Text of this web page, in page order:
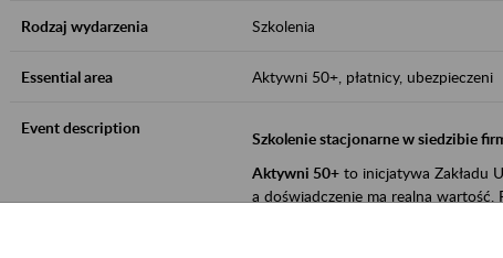
Rodzaj wydarzenia Szkolenia
Essential area Aktywni 50+, płatnicy, ubezpieczeni
Event description
Szkolenie stacjonarne w siedzibie
Aktywni 50+to inicjatywa Zakładu
a doświadczenie ma realną wartość.
promocja aktywności